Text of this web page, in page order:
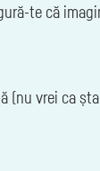
te că
(nu vrei ca